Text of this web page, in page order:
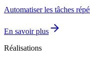
Automatiser les tâches
En savoir plus
Réalisations